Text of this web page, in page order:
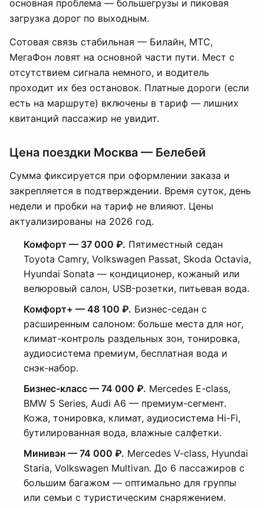
основная проблема — большегрузы и пиковая
загрузка дорог по выходным.
Сотовая связь стабильная — Билайн, МТС,
МегаФон ловят на основной части пути. Мест с
отсутствием сигнала немного, и водитель
проходит их без остановок. Платные дороги (если
есть на маршруте) включены в тариф — лишних
квитанций пассажир не увидит.
Цена поездки Москва — Белебей
Сумма фиксируется при оформлении заказа и
закрепляется в подтверждении. Время суток, день
недели и пробки на тариф не влияют. Цены
актуализированы на 2026 год.
Комфорт — 37 000 ₽. Пятиместный седан
Toyota Camry, Volkswagen Passat, Skoda Octavia,
Hyundai Sonata — кондиционер, кожаный или
велюровый салон, USB-розетки, питьевая вода.
Комфорт+ — 48 100 ₽. Бизнес-седан с
расширенным салоном: больше места для ног,
климат-контроль раздельных зон, тонировка,
аудиосистема премиум, бесплатная вода и
снэк-набор.
Бизнес-класс — 74 000 ₽. Mercedes E-class,
BMW 5 Series, Audi A6 — премиум-сегмент.
Кожа, тонировка, климат, аудиосистема Hi-Fi,
бутилированная вода, влажные салфетки.
Минивэн — 74 000 ₽. Mercedes V-class, Hyundai
Staria, Volkswagen Multivan. До 6 пассажиров с
большим багажом — оптимально для группы
или семьи с туристическим снаряжением.